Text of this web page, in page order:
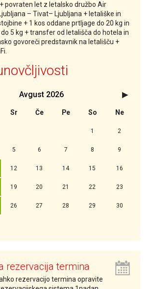
povraten let z letalsko družbo Air
– Tivat– Ljubljana + letališke in
+ 1 kos oddane prtljage do 20 kg in
5 kg + transfer od letališča do hotela in
govoreči predstavnik na letališču +
Avgust 2026
Sr Če Pe So Ne
1 2
5 6 7 8 9
12 13 14 15 16
19 20 21 22 23
26 27 28 29 30
rezervacija termina
rezervacijo termina opravite